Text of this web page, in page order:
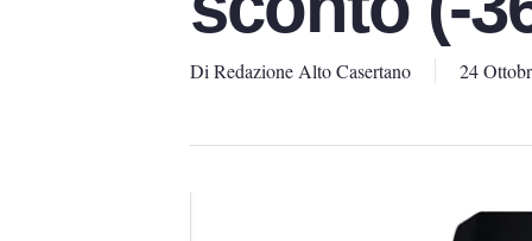
Di Redazione Alto Casertano 24